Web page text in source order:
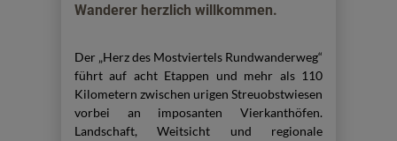
Wanderer herzlich willkommen.
Der „Herz des Mostviertels Rundwanderweg“
führt auf acht Etappen und mehr als 110
Kilometern zwischen urigen Streuobstwiesen
vorbei an imposanten Vierkanthöfen.
Landschaft, Weitsicht und regionale